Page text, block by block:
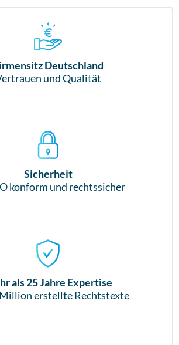
Deutschland
und Qualität
Sicherheit
konform und rechtssicher
als 25 Jahre Expertise
erstellte Rechtstexte